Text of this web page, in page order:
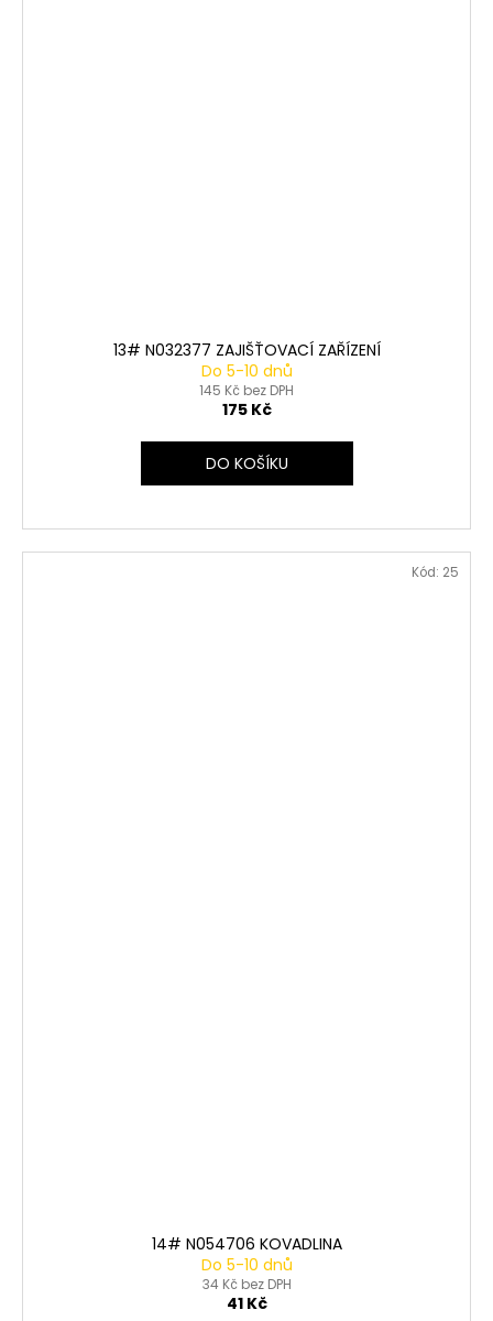
13# N032377 ZAJIŠŤOVACÍ ZAŘÍZENÍ
Do 5-10 dnů
145 Kč bez DPH
175 Kč
DO KOŠÍKU
14# N054706 KOVADLINA
Do 5-10 dnů
34 Kč bez DPH
41 Kč
Kód: 25